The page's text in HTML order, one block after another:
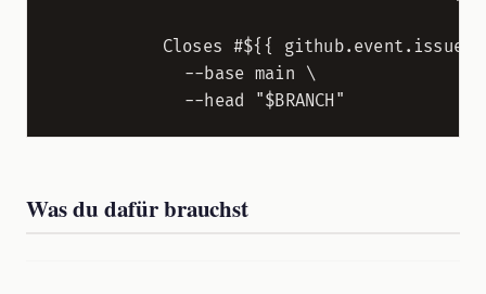
Closes #${{
            --base main \
Was du dafür brauchst